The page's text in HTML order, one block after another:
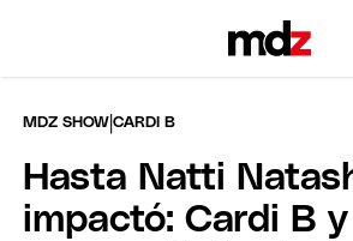
MDZ SHOW |CARDI B
Hasta Natti
impactó: Cardi B